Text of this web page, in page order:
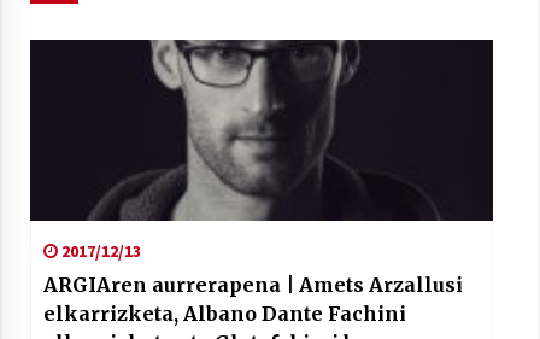
2017/12/13
ARGIAren aurrerapena | Amets Arzallusi
elkarrizketa, Albano Dante Fachini